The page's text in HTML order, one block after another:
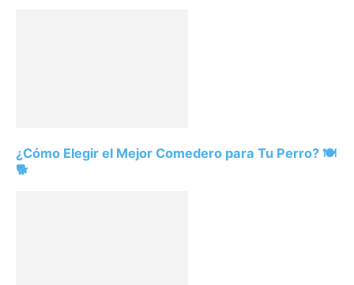
¿Cómo Elegir el Mejor Comedero para Tu Perro? 🍽️
🐕